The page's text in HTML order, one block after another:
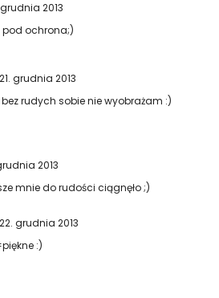
grudnia 2013
pod ochrona;)
21. grudnia 2013
rudych sobie nie wyobrażam :)
2013
mnie do rudości ciągnęło ;)
22. grudnia 2013
:)